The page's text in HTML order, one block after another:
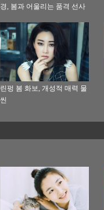
경, 봄과 어울리는 품격 선사
린펑 봄 화보, 개성적 매력 물
씬